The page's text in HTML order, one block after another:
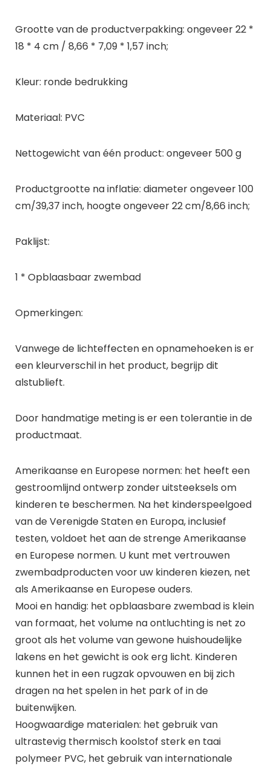
Grootte van de productverpakking: ongeveer 22 * ​​
18 * 4 cm / 8,66 * 7,09 * 1,57 inch;
Kleur: ronde bedrukking
Materiaal: PVC
Nettogewicht van één product: ongeveer 500 g
Productgrootte na inflatie: diameter ongeveer 100
cm/39,37 inch, hoogte ongeveer 22 cm/8,66 inch;
Paklijst:
1 * Opblaasbaar zwembad
Opmerkingen:
Vanwege de lichteffecten en opnamehoeken is er
een kleurverschil in het product, begrijp dit
alstublieft.
Door handmatige meting is er een tolerantie in de
productmaat.
Amerikaanse en Europese normen: het heeft een
gestroomlijnd ontwerp zonder uitsteeksels om
kinderen te beschermen. Na het kinderspeelgoed
van de Verenigde Staten en Europa, inclusief
testen, voldoet het aan de strenge Amerikaanse
en Europese normen. U kunt met vertrouwen
zwembadproducten voor uw kinderen kiezen, net
als Amerikaanse en Europese ouders.
Mooi en handig: het opblaasbare zwembad is klein
van formaat, het volume na ontluchting is net zo
groot als het volume van gewone huishoudelijke
lakens en het gewicht is ook erg licht. Kinderen
kunnen het in een rugzak opvouwen en bij zich
dragen na het spelen in het park of in de
buitenwijken.
Hoogwaardige materialen: het gebruik van
ultrastevig thermisch koolstof sterk en taai
polymeer PVC, het gebruik van internationale